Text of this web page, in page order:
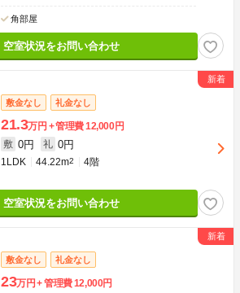
角部屋
空室状況をお問い合わせ
敷金なし 礼金なし
21.3万円 管理費12,000円
敷 0円 礼 0円
1LDK 44.22m2 4階
空室状況をお問い合わせ
敷金なし 礼金なし
23万円 管理費12,000円